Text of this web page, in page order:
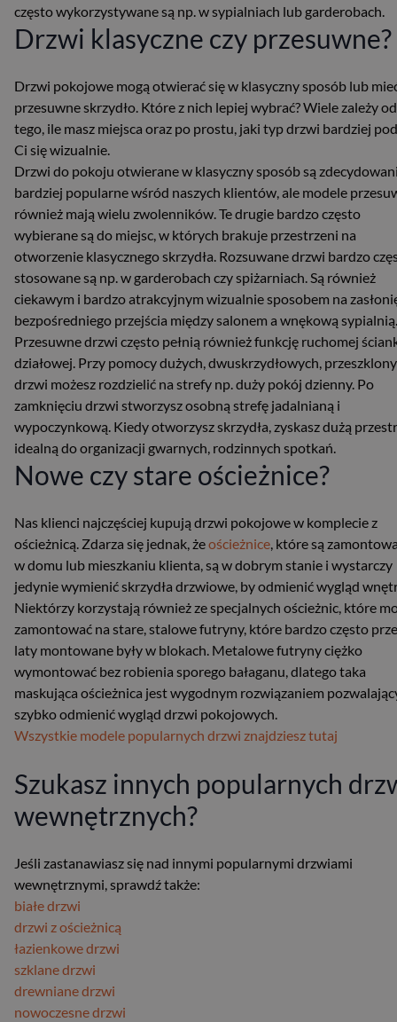
często wykorzystywane są np. w sypialniach lub garderobach.
Drzwi klasyczne czy przesuwne?
Drzwi pokojowe mogą otwierać się w klasyczny sposób lub
przesuwne skrzydło. Które z nich lepiej wybrać? Wiele zależy od
tego, ile masz miejsca oraz po prostu, jaki typ drzwi bardziej
Ci się wizualnie.
Drzwi do pokoju otwierane w klasyczny sposób są
bardziej popularne wśród naszych klientów, ale modele
również mają wielu zwolenników. Te drugie bardzo często
wybierane są do miejsc, w których brakuje przestrzeni na
otworzenie klasycznego skrzydła. Rozsuwane drzwi bardzo
stosowane są np. w garderobach czy spiżarniach. Są również
ciekawym i bardzo atrakcyjnym wizualnie sposobem na
bezpośredniego przejścia między salonem a wnękową sypialnią.
Przesuwne drzwi często pełnią również funkcję ruchomej
działowej. Przy pomocy dużych, dwuskrzydłowych,
drzwi możesz rozdzielić na strefy np. duży pokój dzienny. Po
zamknięciu drzwi stworzysz osobną strefę jadalnianą i
wypoczynkową. Kiedy otworzysz skrzydła, zyskasz dużą
idealną do organizacji gwarnych, rodzinnych spotkań.
Nowe czy stare ościeżnice?
Nas klienci najczęściej kupują drzwi pokojowe w komplecie z
ościeżnicą. Zdarza się jednak, żeościeżnice, które są
w domu lub mieszkaniu klienta, są w dobrym stanie i wystarczy
jedynie wymienić skrzydła drzwiowe, by odmienić wygląd
Niektórzy korzystają również ze specjalnych ościeżnic, które
zamontować na stare, stalowe futryny, które bardzo często
laty montowane były w blokach. Metalowe futryny ciężko
wymontować bez robienia sporego bałaganu, dlatego taka
maskująca ościeżnica jest wygodnym rozwiązaniem
szybko odmienić wygląd drzwi pokojowych.
Wszystkie modele popularnych drzwi znajdziesz tutaj
Szukasz innych popularnych
wewnętrznych?
Jeśli zastanawiasz się nad innymi popularnymi drzwiami
wewnętrznymi, sprawdź także:
białe drzwi
drzwi z ościeżnicą
łazienkowe drzwi
szklane drzwi
drewniane drzwi
nowoczesne drzwi